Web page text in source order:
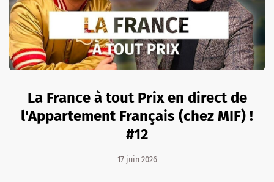
La France à tout Prix en direct de
l'Appartement Français (chez MIF) !
#12
17 juin 2026